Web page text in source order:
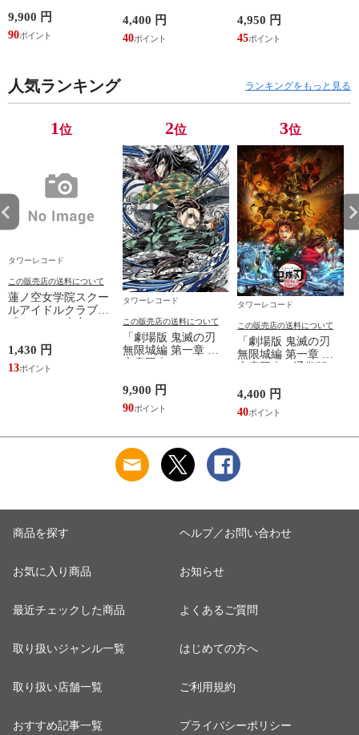
全生産限定版＞」
DVD
9,900 円
90
4,400 円
40
4,950 円
45
人気ランキング ランキングをもっと見る
1位
タワーレコード
この販売店の送料について
蓮ノ空女学院スクー
ルアイドルクラブ
「タイトル未定」
1,430 円
13
2位
タワーレコード
この販売店の送料について
「劇場版 鬼滅の刃
無限城編 第一章 猗
全生産限定版＞」
DVD
9,900 円
90
3位
タワーレコード
この販売店の送料について
「劇場版 鬼滅の刃
無限城編 第一章 猗
窩座再来＜通常版
4,400 円
40
商品を探す
お気に入り商品
最近チェックした商品
取り扱いジャンル一覧
取り扱い店舗一覧
おすすめ記事一覧
ヘルプ／お問い合わせ
お知らせ
よくあるご質問
はじめての方へ
ご利用規約
プライバシーポリシー